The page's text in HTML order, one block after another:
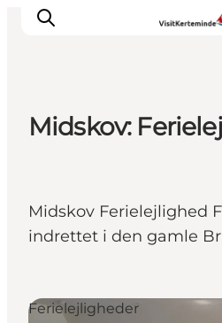
Spis godt
Sov godt
Planlæg din ferie
Sommerbus
Midskov:
Midskov Ferielejlighed
indrettet i den gamle
Ferielejligheder